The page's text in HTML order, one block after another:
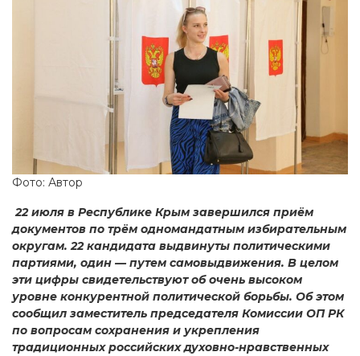
Фото: Автор
22 июля в Республике Крым завершился приём
документов по трём одномандатным избирательным
округам. 22 кандидата выдвинуты политическими
партиями, один — путем самовыдвижения. В целом
эти цифры свидетельствуют об очень высоком
уровне конкурентной политической борьбы. Об этом
сообщил заместитель председателя Комиссии ОП РК
по вопросам сохранения и укрепления
традиционных российских духовно-нравственных